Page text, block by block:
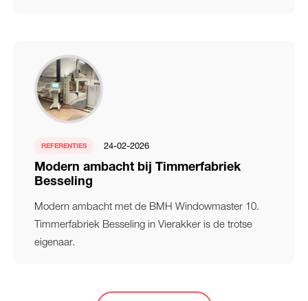
REFERENTIES 24-02-2026
Modern ambacht bij Timmerfabriek
Besseling
Modern ambacht met de BMH Windowmaster 10.
Timmerfabriek Besseling in Vierakker is de trotse
eigenaar.